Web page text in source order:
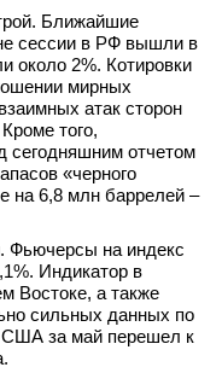
Ближайшие
сессии в РФ вышли в
около 2%. Котировки
мирных
атак сторон
того,
сегодняшним отчетом
«черного
на 6,8 млн баррелей –
Фьючерсы на индекс
Индикатор в
Востоке, а также
сильных данных по
США за май перешел к